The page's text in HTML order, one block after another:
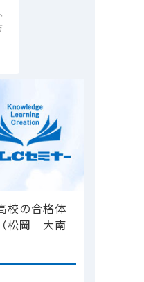
校の合格体
松岡 大南